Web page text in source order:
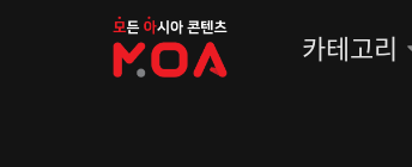
MOA
카테고리